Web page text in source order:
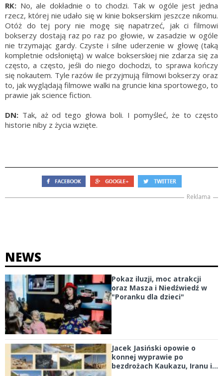
RK: No, ale dokładnie o to chodzi. Tak w ogóle jest jedna
rzecz, której nie udało się w kinie bokserskim jeszcze nikomu.
Otóż do tej pory nie mogę się napatrzeć, jak ci filmowi
bokserzy dostają raz po raz po głowie, w zasadzie w ogóle
nie trzymając gardy. Czyste i silne uderzenie w głowę (taką
kompletnie odsłoniętą) w walce bokserskiej nie zdarza się za
często, a często, jeśli do niego dochodzi, to sprawa kończy
się nokautem. Tyle razów ile przyjmują filmowi bokserzy oraz
to, jak wyglądają filmowe walki na gruncie kina sportowego, to
prawie jak science fiction.
DN: Tak, aż od tego głowa boli. I pomyśleć, że to często
historie niby z życia wzięte.
Reklama
NEWS
Pokaz iluzji, moc atrakcji
oraz Masza i Niedźwiedź w
"Poranku dla dzieci"
Jacek Jasiński opowie o
konnej wyprawie po
bezdrożach Kaukazu, Iranu i...